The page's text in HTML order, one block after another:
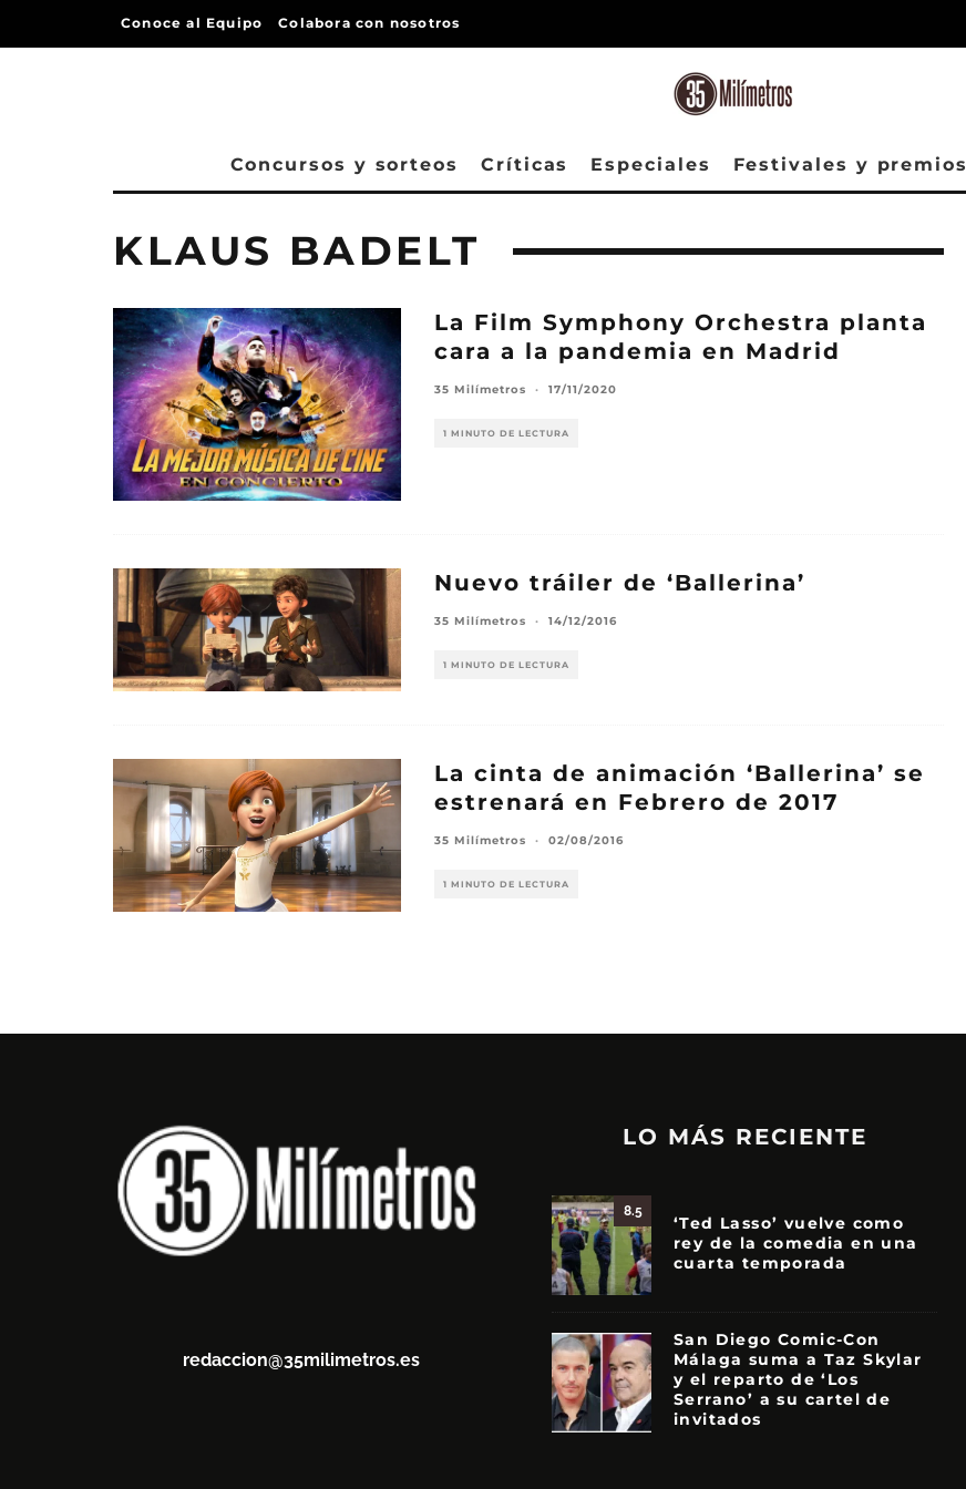
Conoce al Equipo Colabora con nosotros
Concursos y sorteos Críticas Especiales Festivales y premios
KLAUS BADELT
La Film Symphony Orchestra planta
cara a la pandemia en Madrid
35 Milímetros · 17/11/2020
1 MINUTO DE LECTURA
Nuevo tráiler de ‘Ballerina’
35 Milímetros · 14/12/2016
1 MINUTO DE LECTURA
La cinta de animación ‘Ballerina’ se
estrenará en Febrero de 2017
35 Milímetros · 02/08/2016
1 MINUTO DE LECTURA
redaccion@35milimetros.es
LO MÁS RECIENTE
8.5
‘Ted Lasso’ vuelve como
rey de la comedia en una
cuarta temporada
San Diego Comic-Con
Málaga suma a Taz Skylar
y el reparto de ‘Los
Serrano’ a su cartel de
invitados